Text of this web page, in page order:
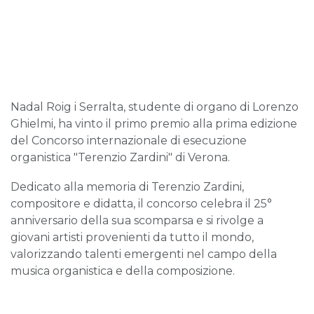
Nadal Roig i Serralta, studente di organo di Lorenzo
Ghielmi, ha vinto il primo premio alla prima edizione
del Concorso internazionale di esecuzione
organistica "Terenzio Zardini" di Verona.
Dedicato alla memoria di Terenzio Zardini,
compositore e didatta, il concorso celebra il 25°
anniversario della sua scomparsa e si rivolge a
giovani artisti provenienti da tutto il mondo,
valorizzando talenti emergenti nel campo della
musica organistica e della composizione.